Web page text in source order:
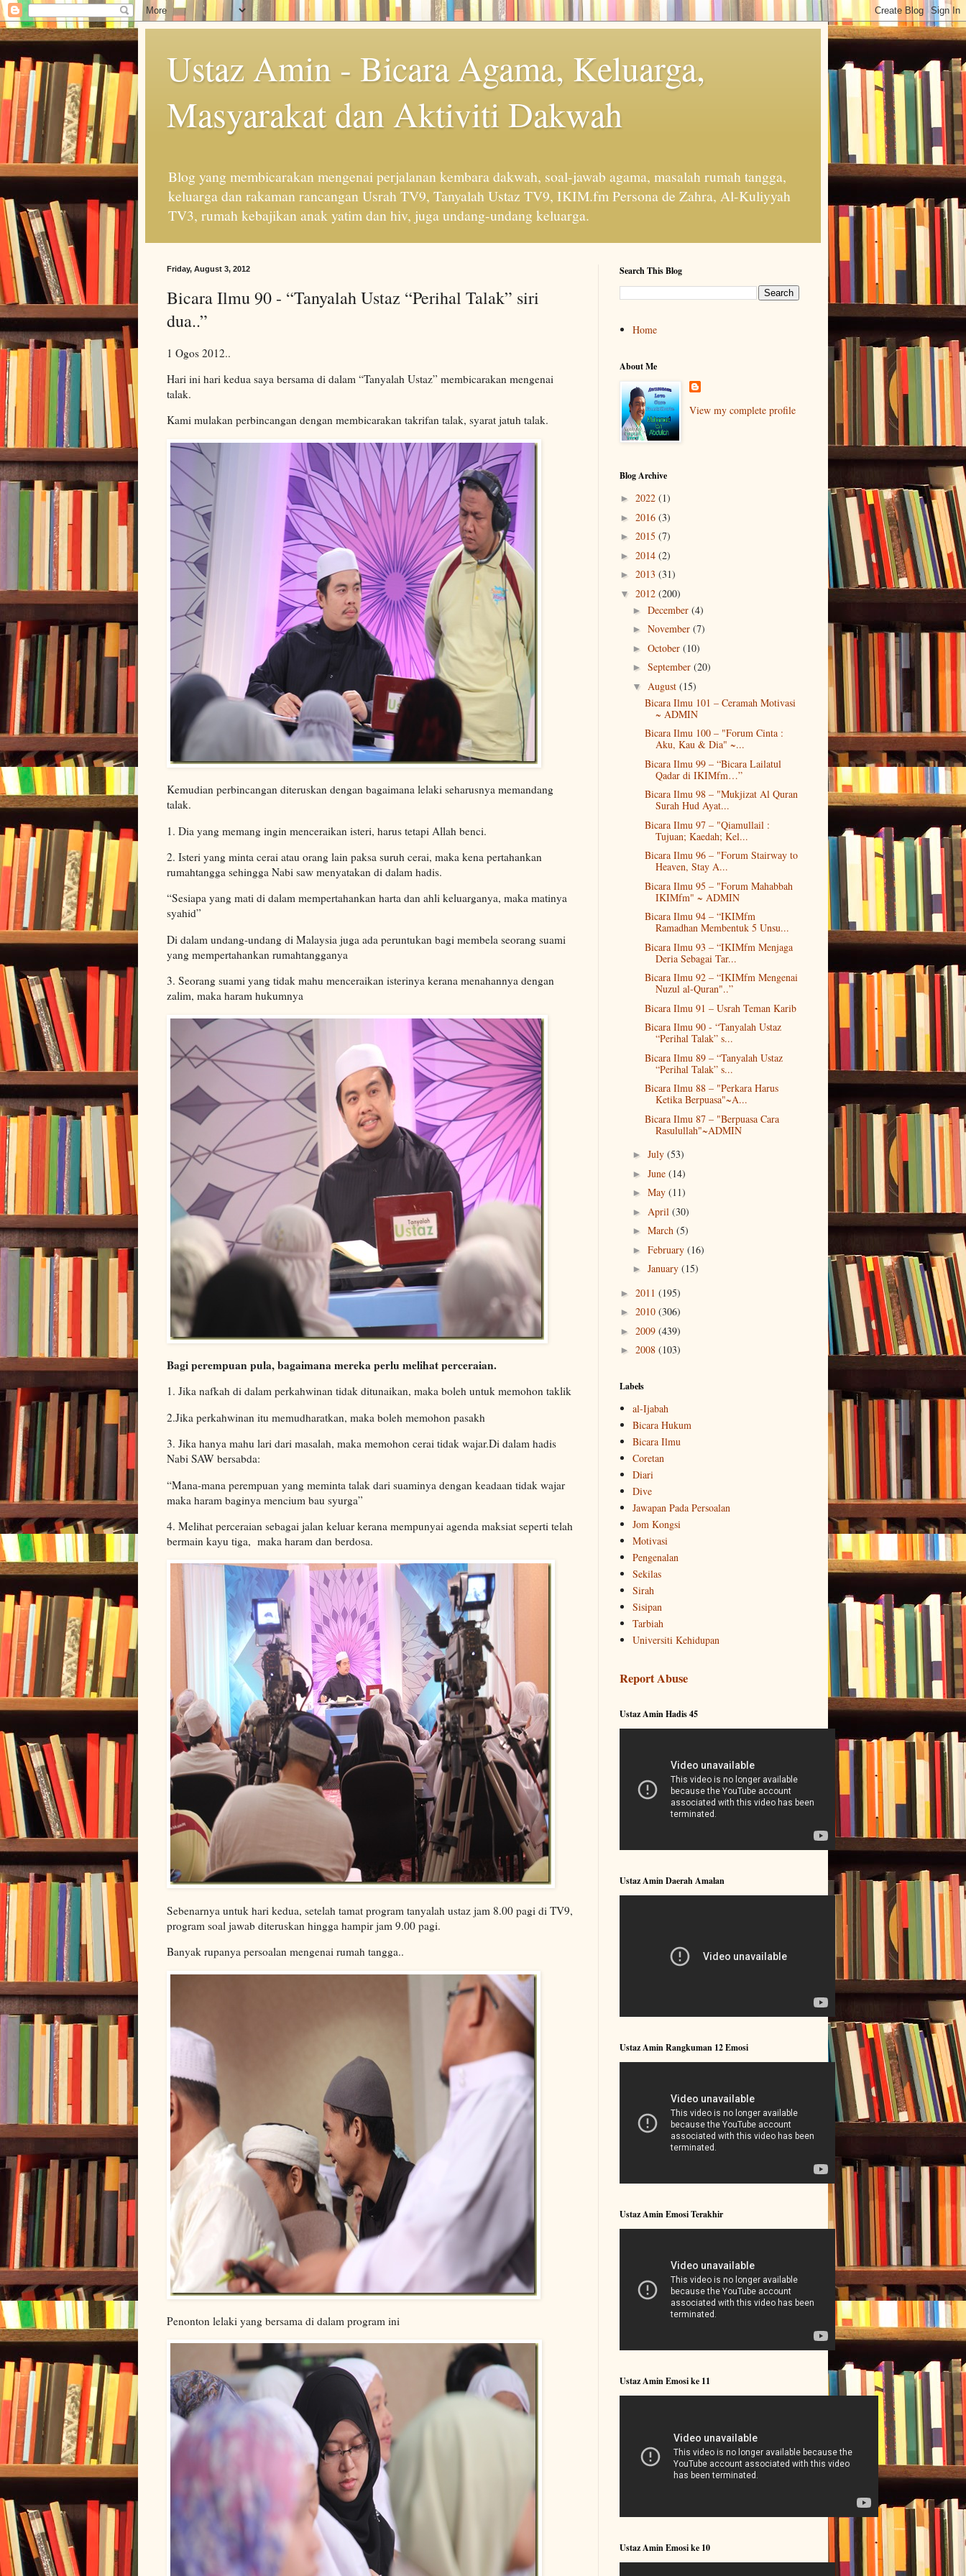
Ustaz Amin - Bicara Agama, Keluarga,
Masyarakat dan Aktiviti Dakwah
Blog yang membicarakan mengenai perjalanan kembara dakwah, soal-jawab agama, masalah rumah tangga,
keluarga dan rakaman rancangan Usrah TV9, Tanyalah Ustaz TV9, IKIM.fm Persona de Zahra, Al-Kuliyyah
TV3, rumah kebajikan anak yatim dan hiv, juga undang-undang keluarga.
Friday, August 3, 2012
Bicara Ilmu 90 - “Tanyalah Ustaz “Perihal Talak” siri
dua..”
1 Ogos 2012..
Hari ini hari kedua saya bersama di dalam “Tanyalah Ustaz” membicarakan mengenai
talak.
Kami mulakan perbincangan dengan membicarakan takrifan talak, syarat jatuh talak.
Kemudian perbincangan diteruskan dengan bagaimana lelaki seharusnya memandang
talak.
1. Dia yang memang ingin menceraikan isteri, harus tetapi Allah benci.
2. Isteri yang minta cerai atau orang lain paksa suruh cerai, maka kena pertahankan
rumahtangga sehingga Nabi saw menyatakan di dalam hadis.
“Sesiapa yang mati di dalam mempertahankan harta dan ahli keluarganya, maka matinya
syahid”
Di dalam undang-undang di Malaysia juga ada peruntukan bagi membela seorang suami
yang mempertahankan rumahtangganya
3. Seorang suami yang tidak mahu menceraikan isterinya kerana menahannya dengan
zalim, maka haram hukumnya
Bagi perempuan pula, bagaimana mereka perlu melihat perceraian.
1. Jika nafkah di dalam perkahwinan tidak ditunaikan, maka boleh untuk memohon taklik
2.Jika perkahwinan itu memudharatkan, maka boleh memohon pasakh
3. Jika hanya mahu lari dari masalah, maka memohon cerai tidak wajar.Di dalam hadis
Nabi SAW bersabda:
“Mana-mana perempuan yang meminta talak dari suaminya dengan keadaan tidak wajar
maka haram baginya mencium bau syurga”
4. Melihat perceraian sebagai jalan keluar kerana mempunyai agenda maksiat seperti telah
bermain kayu tiga, maka haram dan berdosa.
Sebenarnya untuk hari kedua, setelah tamat program tanyalah ustaz jam 8.00 pagi di TV9,
program soal jawab diteruskan hingga hampir jam 9.00 pagi.
Banyak rupanya persoalan mengenai rumah tangga..
Penonton lelaki yang bersama di dalam program ini
Search This Blog
Home
About Me
View my complete profile
Blog Archive
► 2022 (1)
► 2016 (3)
► 2015 (7)
► 2014 (2)
► 2013 (31)
▼ 2012 (200)
► December (4)
► November (7)
► October (10)
► September (20)
▼ August (15)
Bicara Ilmu 101 – Ceramah Motivasi
~ ADMIN
Bicara Ilmu 100 – "Forum Cinta :
Aku, Kau & Dia" ~...
Bicara Ilmu 99 – “Bicara Lailatul
Qadar di IKIMfm…”
Bicara Ilmu 98 – "Mukjizat Al Quran
Surah Hud Ayat...
Bicara Ilmu 97 – "Qiamullail :
Tujuan; Kaedah; Kel...
Bicara Ilmu 96 – "Forum Stairway to
Heaven, Stay A...
Bicara Ilmu 95 – "Forum Mahabbah
IKIMfm" ~ ADMIN
Bicara Ilmu 94 – “IKIMfm
Ramadhan Membentuk 5 Unsu...
Bicara Ilmu 93 – “IKIMfm Menjaga
Deria Sebagai Tar...
Bicara Ilmu 92 – “IKIMfm Mengenai
Nuzul al-Quran"..”
Bicara Ilmu 91 – Usrah Teman Karib
Bicara Ilmu 90 - “Tanyalah Ustaz
“Perihal Talak” s...
Bicara Ilmu 89 – “Tanyalah Ustaz
“Perihal Talak” s...
Bicara Ilmu 88 – "Perkara Harus
Ketika Berpuasa"~A...
Bicara Ilmu 87 – "Berpuasa Cara
Rasulullah"~ADMIN
► July (53)
► June (14)
► May (11)
► April (30)
► March (5)
► February (16)
► January (15)
► 2011 (195)
► 2010 (306)
► 2009 (439)
► 2008 (103)
Labels
al-Ijabah
Bicara Hukum
Bicara Ilmu
Coretan
Diari
Dive
Jawapan Pada Persoalan
Jom Kongsi
Motivasi
Pengenalan
Sekilas
Sirah
Sisipan
Tarbiah
Universiti Kehidupan
Report Abuse
Ustaz Amin Hadis 45
Ustaz Amin Daerah Amalan
Ustaz Amin Rangkuman 12 Emosi
Ustaz Amin Emosi Terakhir
Ustaz Amin Emosi ke 11
Ustaz Amin Emosi ke 10